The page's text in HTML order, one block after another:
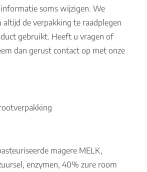
soms wijzigen. We
altijd de verpakking te raadplegen
gebruikt. Heeft u vragen of
dan gerust contact op met onze
magere MELK,
enzymen, 40% zure room